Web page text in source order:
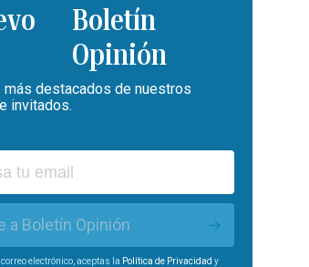
Boletín
Opinión
destacados de nuestros
invitados.
a Boletín Opinión
electrónico, aceptas la Política de Privacidad y